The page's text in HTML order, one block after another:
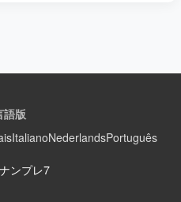
語版
ItalianoNederlandsPortuguês
ンプレ7